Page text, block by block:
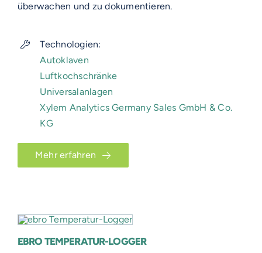
überwachen und zu dokumentieren.
Technologien:
Autoklaven
Luftkochschränke
Universalanlagen
Xylem Analytics Germany Sales GmbH & Co.
KG
Mehr erfahren
EBRO TEMPERATUR-LOGGER